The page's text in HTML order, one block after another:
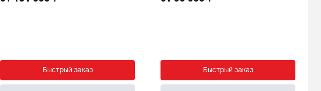
Быстрый заказ Быстрый заказ